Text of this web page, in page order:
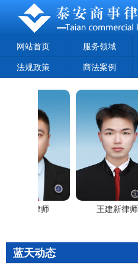
网站首页 服务领域
法规政策 商法案例
毕文龙律师 王建新律师
蓝天动态